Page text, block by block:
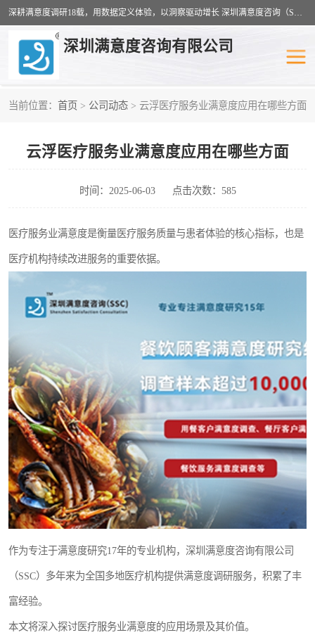
深耕满意度调研18载，用数据定义体验，以洞察驱动增长 深圳满意度咨询（SSC）：十八年专注，丈量每一份体验。
深圳满意度咨询有限公司
当前位置： 首页 > 公司动态 > 云浮医疗服务业满意度应用在哪些方面
云浮医疗服务业满意度应用在哪些方面
时间：2025-06-03 点击次数：585
医疗服务业满意度是衡量医疗服务质量与患者体验的核心指标，也是
医疗机构持续改进服务的重要依据。
作为专注于满意度研究17年的专业机构，深圳满意度咨询有限公司
（SSC）多年来为全国多地医疗机构提供满意度调研服务，积累了丰
富经验。
本文将深入探讨医疗服务业满意度的应用场景及其价值。
客户满意度调查 医疗服务业满意度
公共事务满意度调查 餐饮业满意度调查
营商环境满意度 员工满意度
服务满意度调查